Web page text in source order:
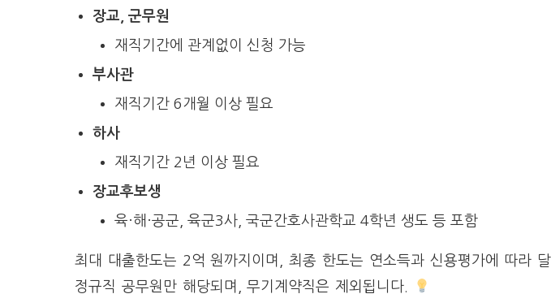
장교, 군무원
재직기간에 관계없이 신청 가능
부사관
재직기간 6개월 이상 필요
하사
재직기간 2년 이상 필요
장교후보생
육·해·공군, 육군3사, 국군간호사관학교 4학년 생도 등 포함
최대 대출한도는 2억 원까지이며, 최종 한도는 연소득과 신용평가에 따라 달
정규직 공무원만 해당되며, 무기계약직은 제외됩니다.